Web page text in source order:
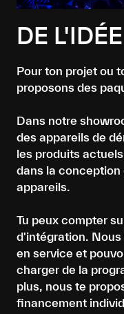
DE
Pour ton projet ou
proposons des
Dans notre
des appareils de
les produits
dans la conception
appareils.
Tu peux compter
d'intégration. Nous
en service et
charger de la
plus, nous te
financement